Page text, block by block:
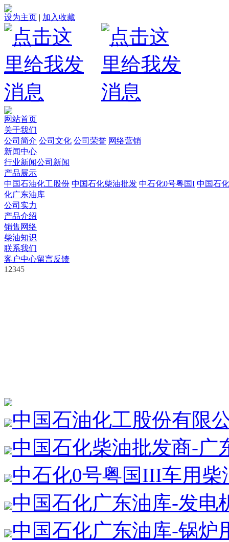
设为主页 | 加入收藏
网站首页
关于我们
公司简介 公司文化 公司荣誉 网络营销
新闻中心
行业新闻公司新闻
产品展示
中国石油化工股份 中国石化柴油批发 中石化0号粤国I 中国石
化广东油库
公司实力
产品介绍
销售网络
柴油知识
联系我们
客户中心留言反馈
1 2345
中国石油化工股份有限
中国石化柴油批发商-广
中石化0号粤国III车用柴
中国石化广东油库-发电
中国石化广东油库-锅炉